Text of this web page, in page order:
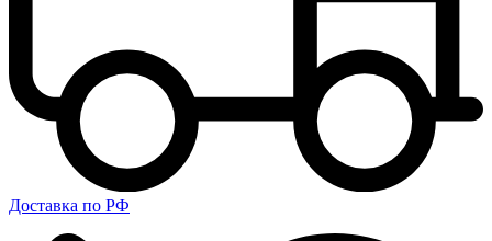
Доставка по РФ